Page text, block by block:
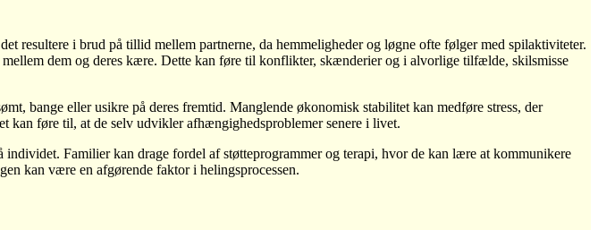
resultere i brud på tillid mellem partnerne, da hemmeligheder og løgne ofte følger med spilaktiviteter.
dem og deres kære. Dette kan føre til konflikter, skænderier og i alvorlige tilfælde, skilsmisse
bange eller usikre på deres fremtid. Manglende økonomisk stabilitet kan medføre stress, der
føre til, at de selv udvikler afhængighedsproblemer senere i livet.
Familier kan drage fordel af støtteprogrammer og terapi, hvor de kan lære at kommunikere
kan være en afgørende faktor i helingsprocessen.